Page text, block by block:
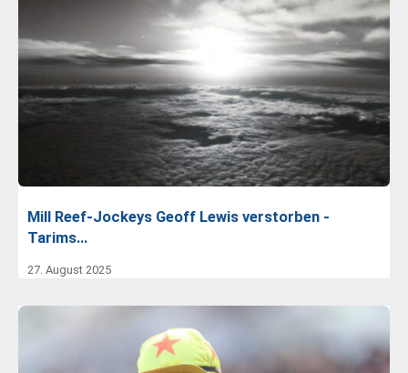
Mill Reef-Jockeys Geoff Lewis verstorben -
Tarims…
27. August 2025